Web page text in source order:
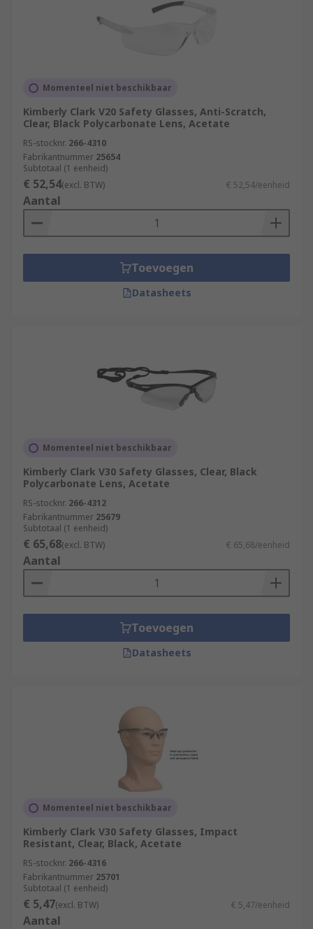
Momenteel niet beschikbaar
Kimberly Clark V20 Safety Glasses, Anti-Scratch,
Clear, Black Polycarbonate Lens, Acetate
RS-stocknr. 266-4310
Fabrikantnummer 25654
Subtotaal (1 eenheid)
€ 52,54(excl. BTW) € 52,54/eenheid
Aantal
Toevoegen
Datasheets
Momenteel niet beschikbaar
Kimberly Clark V30 Safety Glasses, Clear, Black
Polycarbonate Lens, Acetate
RS-stocknr. 266-4312
Fabrikantnummer 25679
Subtotaal (1 eenheid)
€ 65,68(excl. BTW) € 65,68/eenheid
Aantal
Toevoegen
Datasheets
Momenteel niet beschikbaar
Kimberly Clark V30 Safety Glasses, Impact
Resistant, Clear, Black, Acetate
RS-stocknr. 266-4316
Fabrikantnummer 25701
Subtotaal (1 eenheid)
€ 5,47(excl. BTW) € 5,47/eenheid
Aantal